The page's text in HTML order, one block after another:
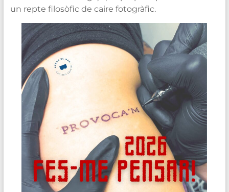
un repte filosòfic de caire fotogràfic.